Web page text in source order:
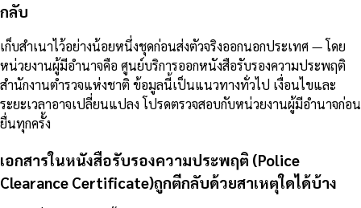
กลับ
เก็บสำเนาไว้อย่างน้อยหนึ่งชุดก่อนส่งตัวจริงออกนอกประเทศ — โดย
หน่วยงานผู้มีอำนาจคือ ศูนย์บริการออกหนังสือรับรองความประพฤติ
สำนักงานตำรวจแห่งชาติ ข้อมูลนี้เป็นแนวทางทั่วไป เงื่อนไขและ
ระยะเวลาอาจเปลี่ยนแปลง โปรดตรวจสอบกับหน่วยงานผู้มีอำนาจก่อน
ยื่นทุกครั้ง
เอกสารในหนังสือรับรองความประพฤติ (Police
Clearance Certificate)ถูกตีกลับด้วยสาเหตุใดได้บ้าง